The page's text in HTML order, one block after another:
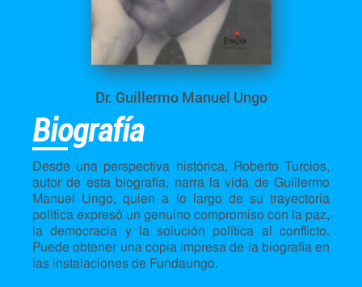
Dr. Guillermo Manuel Ungo
Biografía
Desde una perspectiva histórica, Roberto Turcios,
autor de esta biografía, narra la vida de Guillermo
Manuel Ungo, quien a lo largo de su trayectoria
política expresó un genuino compromiso con la paz,
la democracia y la solución política al conflicto.
Puede obtener una copia impresa de la biografía en
las instalaciones de Fundaungo.